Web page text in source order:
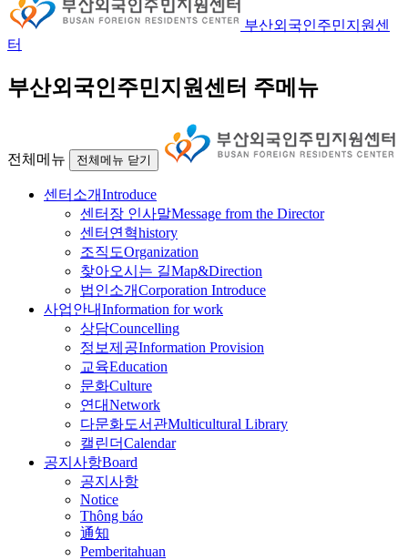
부산외국인주민지원센
터
부산외국인주민지원센터 주메뉴
전체메뉴 전체메뉴 닫기
센터소개Introduce
센터장 인사말Message from the Director
센터연혁history
조직도Organization
찾아오시는 길Map&Direction
법인소개Corporation Introduce
사업안내Information for work
상담Councelling
정보제공Information Provision
교육Education
문화Culture
연대Network
다문화도서관Multicultural Library
캘린더Calendar
공지사항Board
공지사항
Notice
Thông báo
通知
Pemberitahuan